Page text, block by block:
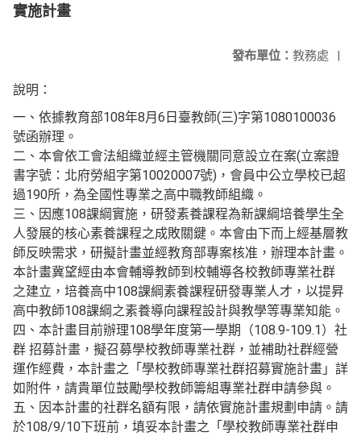
實施計畫
發布單位： 教務處 |
說明：
一、依據教育部108年8月6日臺教師(三)字第1080100036
號函辦理。
二、本會依工會法組織並經主管機關同意設立在案(立案證
書字號：北府勞組字第10020007號)，會員中公立學校已超
過190所，為全國性專業之高中職教師組織。
三、因應108課綱實施，研發素養課程為新課綱培養學生全
人發展的核心素養課程之成敗關鍵。本會由下而上經基層教
師反映需求，研擬計畫並經教育部專案核准，辦理本計畫。
本計畫冀望經由本會輔導教師到校輔導各校教師專業社群
之建立，培養高中108課綱素養課程研發專業人才，以提昇
高中教師108課綱之素養導向課程設計與教學等專業知能。
四、本計畫目前辦理108學年度第一學期（108.9-109.1）社
群 招募計畫，擬召募學校教師專業社群，並補助社群經營
運作經費，本計畫之「學校教師專業社群招募實施計畫」詳
如附件，請貴單位鼓勵學校教師籌組專業社群申請參與。
五、因本計畫的社群名額有限，請依實施計畫規劃申請。請
於108/9/10下班前，填妥本計畫之「學校教師專業社群申